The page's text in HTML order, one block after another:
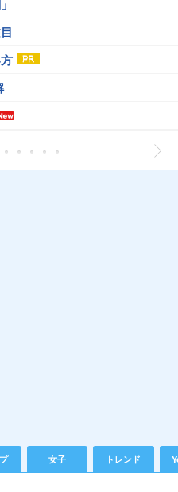
女子 トレンド